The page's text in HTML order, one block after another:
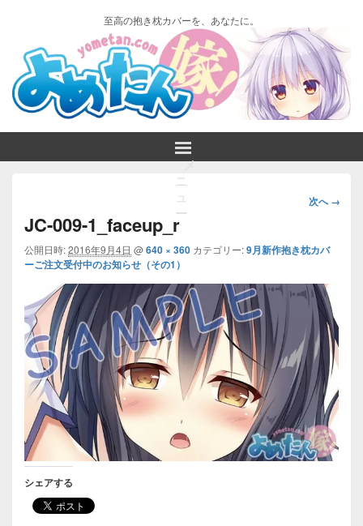
至高の抱き枕カバーを、あなたに。
メ
ニ
ュ
ー
画
ビ
ー
シ
ョ
ン
次へ →
JC-009-1_faceup_r
公開日時:2016年9月4日 @640 × 360 カテゴリー:9月新作抱き枕カバ
ーご注文受付中のお知らせ（その1）
シェアする